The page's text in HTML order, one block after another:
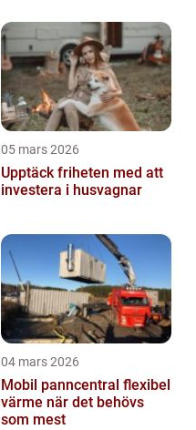
05 mars 2026
Upptäck friheten med att
investera i husvagnar
04 mars 2026
Mobil panncentral flexibel
värme när det behövs
som mest